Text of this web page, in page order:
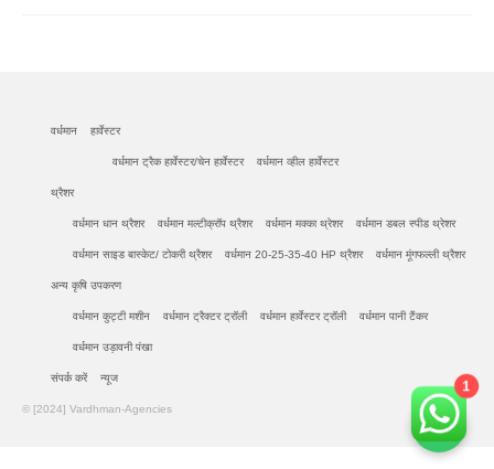
वर्धमान हार्वेस्टर
वर्धमान ट्रैक हार्वेस्टर/चेन हार्वेस्टर वर्धमान व्हील हार्वेस्टर
थ्रैशर
वर्धमान धान थ्रैशर वर्धमान मल्टीक्रॉप थ्रैशर वर्धमान मक्का थ्रेशर वर्धमान डबल स्पीड थ्रेशर
वर्धमान साइड बास्केट/ टोकरी थ्रैशर वर्धमान 20-25-35-40 HP थ्रैशर वर्धमान मूंगफल्ली थ्रैशर
अन्य कृषि उपकरण
वर्धमान कुट्टी मशीन वर्धमान ट्रैक्टर ट्रॉली वर्धमान हार्वेस्टर ट्रॉली वर्धमान पानी टैंकर
वर्धमान उड़ावनी पंखा
संपर्क करें न्यूज
© [2024] Vardhman-Agencies
1